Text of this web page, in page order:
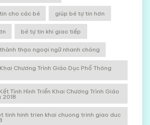
cho các bé giúp bé tự tin hơn
bé tự tin khi giao tiếp
thạo ngoại ngữ nhanh chóng
Chương Trình Giáo Dục Phổ Thông
Tình Hình Triển Khai Chương Trình Giáo
2018
tinh hinh trien khai chuong trinh giao duc